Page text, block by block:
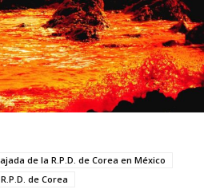
de la R.P.D. de Corea en México
de Corea